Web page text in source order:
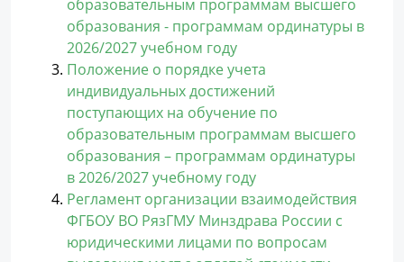
образовательным программам высшего
образования - программам ординатуры в
2026/2027 учебном году
Положение о порядке учета
индивидуальных достижений
поступающих на обучение по
образовательным программам высшего
образования – программам ординатуры
в 2026/2027 учебному году
Регламент организации взаимодействия
ФГБОУ ВО РязГМУ Минздрава России с
юридическими лицами по вопросам